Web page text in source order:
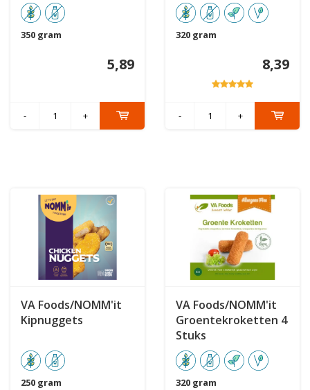
350 gram
5,89
- +
320 gram
8,39
- +
VA Foods/NOMM'it
Kipnuggets
250 gram
VA Foods/NOMM'it
Groentekroketten 4
Stuks
320 gram